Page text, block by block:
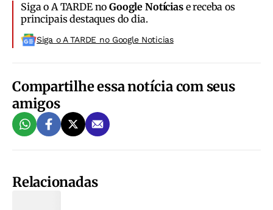
Siga o A TARDE noGoogle Notíciase receba os
principais destaques do dia.
Siga o A TARDE no Google Noticias
Compartilhe essa notícia com seus
amigos
Relacionadas